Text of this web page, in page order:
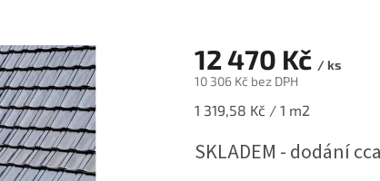
12 470 Kč / ks
10 306 Kč bez DPH
Měrná
1 319,58 Kč / 1 m2
SKLADEM - dodání